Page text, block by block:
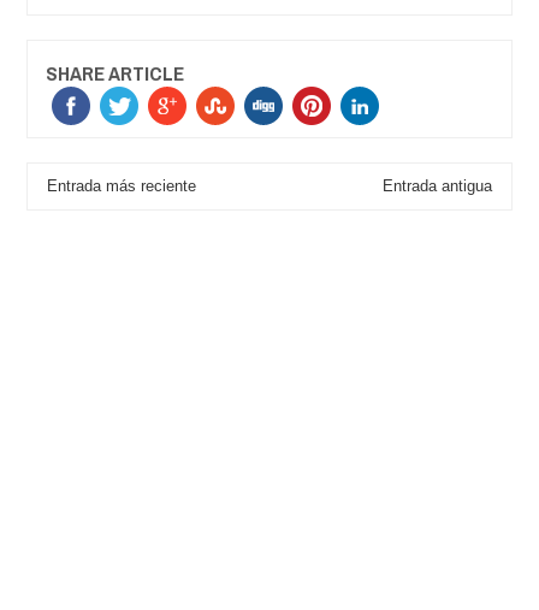
SHARE ARTICLE
Entrada más reciente Entrada antigua